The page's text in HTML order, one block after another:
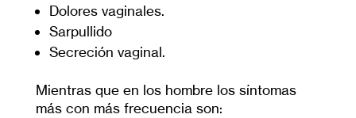
Dolores vaginales.
Sarpullido
Secreción vaginal.
Mientras que en los hombre los síntomas
más con más frecuencia son: